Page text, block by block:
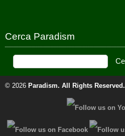
Cerca Paradism
© 2026 Paradism. All Rights Reserved.